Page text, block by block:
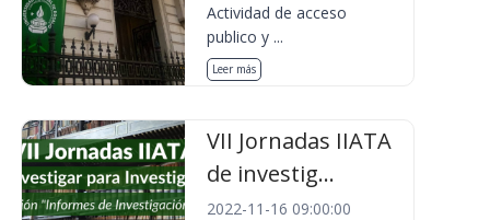
Actividad de acceso
publico y ...
Leer más
VII Jornadas IIATA
de investig...
2022-11-16 09:00:00